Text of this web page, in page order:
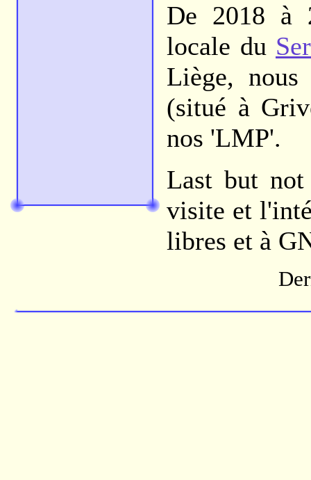
De 2018 à
locale du
Liège,
(situé à
nos 'LMP'.
Last but
visite et
libres et à